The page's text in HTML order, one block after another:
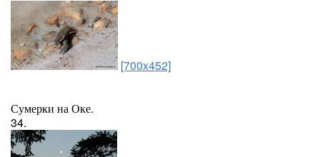
[700x452]
Сумерки на Оке.
34.